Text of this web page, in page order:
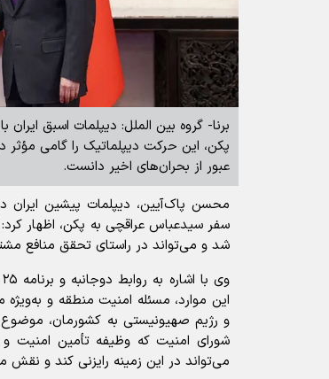
برنا- گروه بین الملل: دیپلمات اسبق
پکن، این حرکت دیپلماتیک را گامی
عبور از بحران‌های اخیر دانست.
محسن پاک‌آیین، دیپلمات پیشین ایران
سفر سیدعباس عراقچی به پکن، اظهار
شد و می‌تواند در راستای تحقق منافع
این موارد، مسئله امنیت منطقه و به‌ویژه
و رژیم صهیونیستی به کشورمان،
شورای امنیت که وظیفه تأمین امنیت
می‌تواند در این زمینه رایزنی کند و نقش